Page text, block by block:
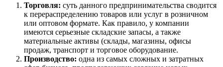
Торговля: суть данного предпринимательства сводится
к перераспределению товаров или услуг в розничном
или оптовом формате. Как правило, у компании
имеются серьезные складские запасы, а также
материальные активы (склады, магазины, офисы
продаж, транспорт и торговое оборудование.
Производство: одна из самых сложных и затратных
Гатчина
Геленджик
Георгиевск
Горно-Алтайск
Городец